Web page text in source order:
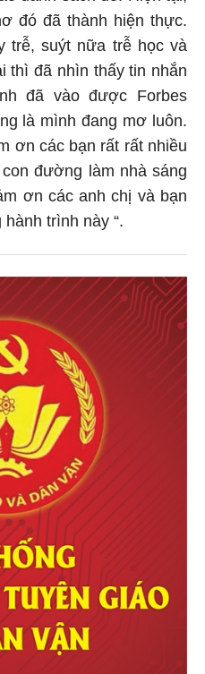
đó đã thành hiện thực.
trễ, suýt nữa trễ học và
thì đã nhìn thấy tin nhắn
đã vào được Forbes
là mình đang mơ luôn.
ơn các bạn rất rất nhiều
đường làm nhà sáng
ơn các anh chị và bạn
trình này “.